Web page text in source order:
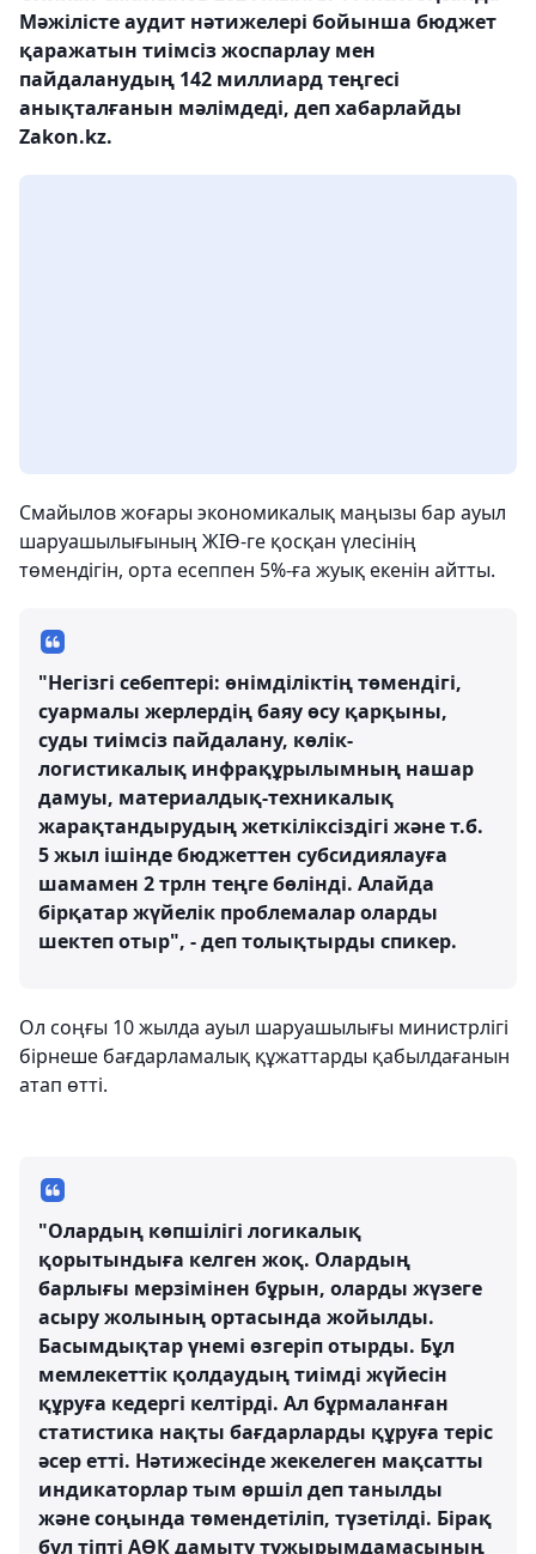
Мәжілісте аудит нәтижелері бойынша бюджет
қаражатын тиімсіз жоспарлау мен
пайдаланудың 142 миллиард теңгесі
анықталғанын мәлімдеді, деп хабарлайды
Zakon.kz.
Смайылов жоғары экономикалық маңызы бар ауыл
шаруашылығының ЖІӨ-ге қосқан үлесінің
төмендігін, орта есеппен 5%-ға жуық екенін айтты.
"Негізгі себептері: өнімділіктің төмендігі,
суармалы жерлердің баяу өсу қарқыны,
суды тиімсіз пайдалану, көлік-
логистикалық инфрақұрылымның нашар
дамуы, материалдық-техникалық
жарақтандырудың жеткіліксіздігі және т.б.
5 жыл ішінде бюджеттен субсидиялауға
шамамен 2 трлн теңге бөлінді. Алайда
бірқатар жүйелік проблемалар оларды
шектеп отыр", - деп толықтырды спикер.
Ол соңғы 10 жылда ауыл шаруашылығы министрлігі
бірнеше бағдарламалық құжаттарды қабылдағанын
атап өтті.
"Олардың көпшілігі логикалық
қорытындыға келген жоқ. Олардың
барлығы мерзімінен бұрын, оларды жүзеге
асыру жолының ортасында жойылды.
Басымдықтар үнемі өзгеріп отырды. Бұл
мемлекеттік қолдаудың тиімді жүйесін
құруға кедергі келтірді. Ал бұрмаланған
статистика нақты бағдарларды құруға теріс
әсер етті. Нәтижесінде жекелеген мақсатты
индикаторлар тым өршіл деп танылды
және соңында төмендетіліп, түзетілді. Бірақ
бұл тіпті АӨК дамыту тұжырымдамасының